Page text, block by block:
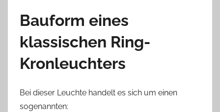
Bauform eines
klassischen Ring-
Kronleuchters
Bei dieser Leuchte handelt es sich um einen
sogenannten: